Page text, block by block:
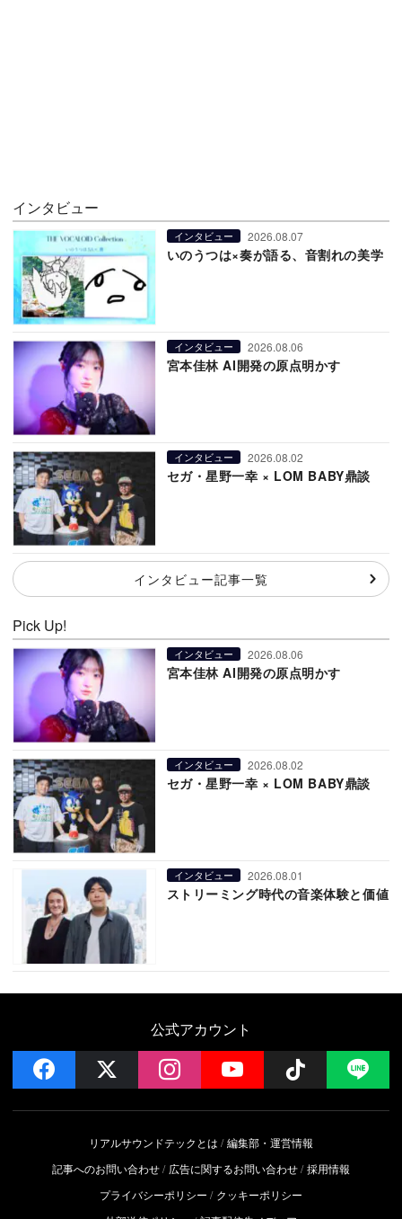
インタビュー
インタビュー 2026.08.07
いのうつは×奏が語る、音割れの美学
インタビュー 2026.08.06
宮本佳林 AI開発の原点明かす
インタビュー 2026.08.02
セガ・星野一幸 × LOM BABY鼎談
インタビュー記事一覧
Pick Up!
インタビュー 2026.08.06
宮本佳林 AI開発の原点明かす
インタビュー 2026.08.02
セガ・星野一幸 × LOM BABY鼎談
インタビュー 2026.08.01
ストリーミング時代の音楽体験と価値
公式アカウント
facebook instagramYouTube Follow
リアルサウンドテックとは
編集部・運営情報
記事へのお問い合わせ
広告に関するお問い合わせ 採用情報
プライバシーポリシー
クッキーポリシー